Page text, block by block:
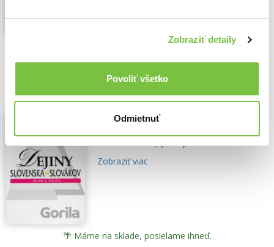
Zobraziť detaily
Povoliť všetko
Odmietnuť
🍌 Odosielame o 6 dní.
1,80€
Dejiny Slovenska a Slovákov -
Milan S. Ďurica,(1996)
Zobraziť viac
🌴 Máme na sklade, posielame ihneď.